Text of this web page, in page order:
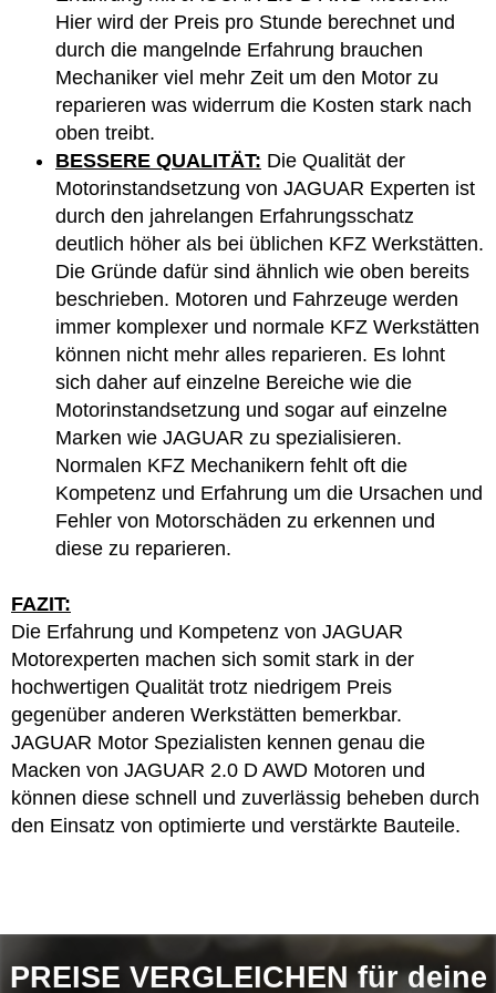
Hier wird der Preis pro Stunde berechnet und
durch die mangelnde Erfahrung brauchen
Mechaniker viel mehr Zeit um den Motor zu
reparieren was widerrum die Kosten stark nach
oben treibt.
BESSERE QUALITÄT: Die Qualität der
Motorinstandsetzung von JAGUAR Experten ist
durch den jahrelangen Erfahrungsschatz
deutlich höher als bei üblichen KFZ Werkstätten.
Die Gründe dafür sind ähnlich wie oben bereits
beschrieben. Motoren und Fahrzeuge werden
immer komplexer und normale KFZ Werkstätten
können nicht mehr alles reparieren. Es lohnt
sich daher auf einzelne Bereiche wie die
Motorinstandsetzung und sogar auf einzelne
Marken wie JAGUAR zu spezialisieren.
Normalen KFZ Mechanikern fehlt oft die
Kompetenz und Erfahrung um die Ursachen und
Fehler von Motorschäden zu erkennen und
diese zu reparieren.
FAZIT:
Die Erfahrung und Kompetenz von JAGUAR
Motorexperten machen sich somit stark in der
hochwertigen Qualität trotz niedrigem Preis
gegenüber anderen Werkstätten bemerkbar.
JAGUAR Motor Spezialisten kennen genau die
Macken von JAGUAR 2.0 D AWD Motoren und
können diese schnell und zuverlässig beheben durch
den Einsatz von optimierte und verstärkte Bauteile.
PREISE VERGLEICHEN für deine